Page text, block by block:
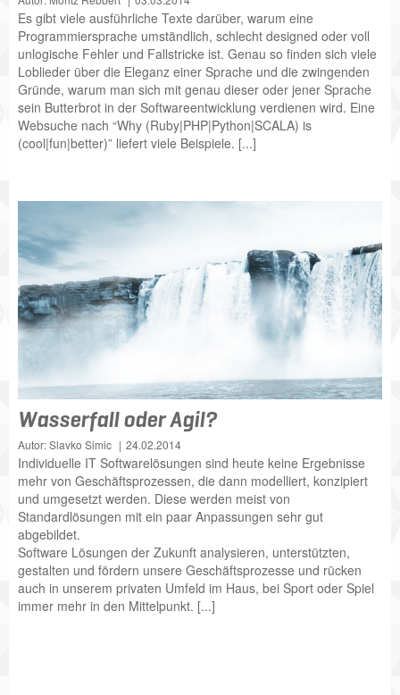
Es gibt viele ausführliche Texte darüber, warum eine
Programmiersprache umständlich, schlecht designed oder voll
unlogische Fehler und Fallstricke ist. Genau so finden sich viele
Loblieder über die Eleganz einer Sprache und die zwingenden
Gründe, warum man sich mit genau dieser oder jener Sprache
sein Butterbrot in der Softwareentwicklung verdienen wird. Eine
Websuche nach “Why (Ruby|PHP|Python|SCALA) is
(cool|fun|better)” liefert viele Beispiele. [...]
Wasserfall oder Agil?
Autor: Slavko Simic 24.02.2014
Individuelle IT Softwarelösungen sind heute keine Ergebnisse
mehr von Geschäftsprozessen, die dann modelliert, konzipiert
und umgesetzt werden. Diese werden meist von
Standardlösungen mit ein paar Anpassungen sehr gut
abgebildet.
Software Lösungen der Zukunft analysieren, unterstützten,
gestalten und fördern unsere Geschäftsprozesse und rücken
auch in unserem privaten Umfeld im Haus, bei Sport oder Spiel
immer mehr in den Mittelpunkt. [...]